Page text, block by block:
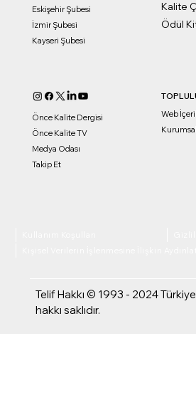
Telif Hakkı © 1993 - 2024
hakkı saklıdır.
Ödül
Eskişehir Şubesi
İzmir Şubesi
Kayseri Şubesi
Web
Önce Kalite Dergisi
Önce Kalite TV
Medya Odası
Takip Et